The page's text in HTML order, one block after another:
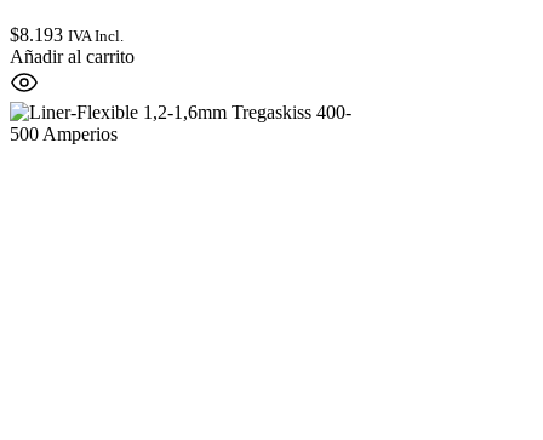
$8.193 IVA Incl.
Añadir al carrito